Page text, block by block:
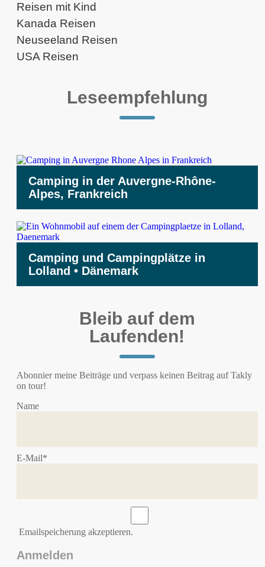
Reisen mit Kind
Kanada Reisen
Neuseeland Reisen
USA Reisen
Leseempfehlung
Camping in der Auvergne-Rhône-
Alpes, Frankreich
Camping und Campingplätze in
Lolland • Dänemark
Bleib auf dem
Laufenden!
Abonnier meine Beiträge und verpass keinen Beitrag auf Takly
on tour!
Name
E-Mail*
Emailspeicherung akzeptieren.